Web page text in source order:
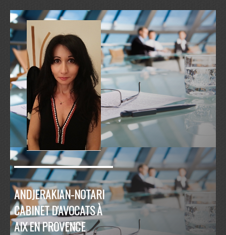
ANDJERAKIAN-NOTARI
CABINET D'AVOCATS À
AIX EN PROVENCE